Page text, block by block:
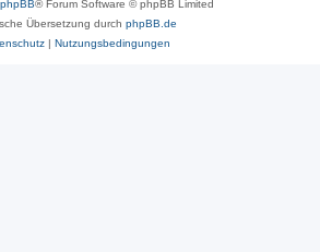
phpBB® Forum Software © phpBB Limited
Übersetzung durch phpBB.de
| Nutzungsbedingungen